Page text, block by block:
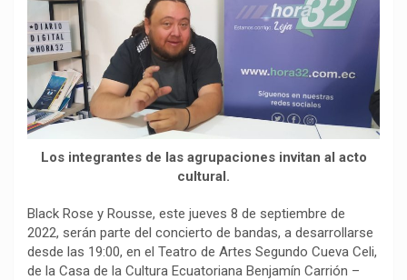
Los integrantes de las agrupaciones invitan al acto
cultural.
Black Rose y Rousse, este jueves 8 de septiembre de
2022, serán parte del concierto de bandas, a desarrollarse
desde las 19:00, en el Teatro de Artes Segundo Cueva Celi,
de la Casa de la Cultura Ecuatoriana Benjamín Carrión –